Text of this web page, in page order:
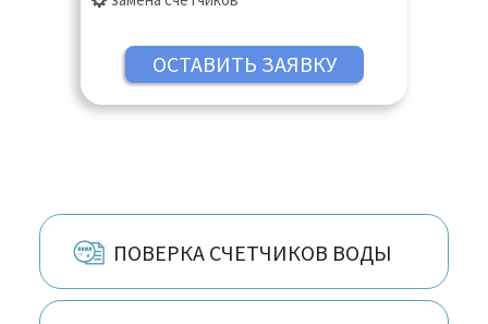
Калининград, Калуга, Кашира, Кинешма,
Киров, Клин, Коломна, Королёв,
Кострома, Котельники, Красногорск,
Краснодар, Краснодар, Краснозаводск,
Самара, Санкт-Петербург, Саратов,
Тюмень, Ульяновск, Чебоксары, Челябинск
ПОВЕРКА СЧЕТЧИКОВ ВОДЫ